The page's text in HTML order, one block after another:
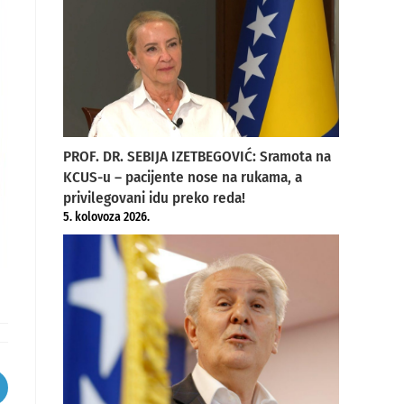
PROF. DR. SEBIJA IZETBEGOVIĆ: Sramota na
KCUS-u – pacijente nose na rukama, a
privilegovani idu preko reda!
5. kolovoza 2026.